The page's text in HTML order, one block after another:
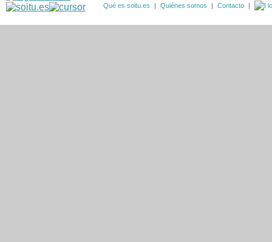
Qué es soitu.es
| Quiénes somos | Contacto |